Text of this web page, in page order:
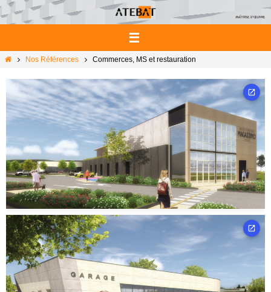
Passer
vers
le
HomeNos Références Commerces, MS et restauration